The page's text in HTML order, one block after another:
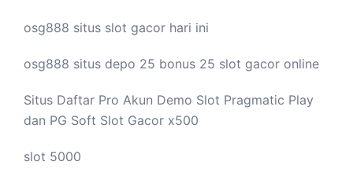
osg888 situs slot gacor hari ini
osg888 situs depo 25 bonus 25 slot gacor online
Situs Daftar Pro Akun Demo Slot Pragmatic Play
dan PG Soft Slot Gacor x500
slot 5000